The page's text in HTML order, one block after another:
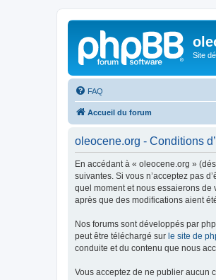
Site
FAQ
Accueil du forum
oleocene.org - Conditions
En accédant à « oleocene.org »
suivantes. Si vous n’acceptez pas
quel moment et nous essaierons
après que des modifications aient
Nos forums sont développés par
peut être téléchargé sur le site de
conduite et du contenu que nous
Vous acceptez de ne publier aucun